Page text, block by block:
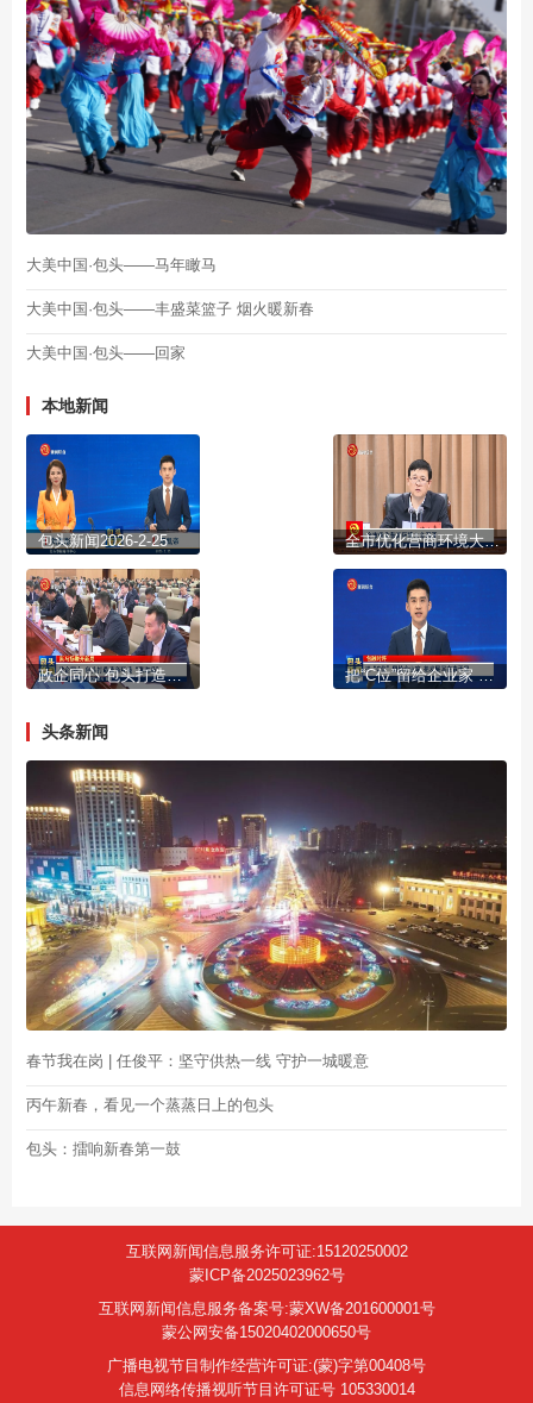
大美中国·包头——马年瞰马
大美中国·包头——丰盛菜篮子 烟火暖新春
大美中国·包头——回家
本地新闻
包头新闻2026-2-25 全市优化营商环境大会召开
政企同心 包头打造营商环境“强磁场” 把“C位”留给企业家 把发展写在春天里
头条新闻
春节我在岗 | 任俊平：坚守供热一线 守护一城暖意
丙午新春，看见一个蒸蒸日上的包头
包头：擂响新春第一鼓
互联网新闻信息服务许可证:15120250002
蒙ICP备2025023962号
互联网新闻信息服务备案号:蒙XW备201600001号
蒙公网安备15020402000650号
广播电视节目制作经营许可证:(蒙)字第00408号
信息网络传播视听节目许可证号 105330014